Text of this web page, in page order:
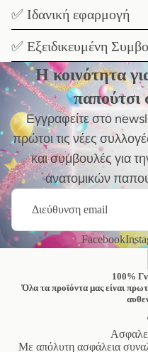
✅ Ιδανική εφαρμογή
✅ Εξειδικευμένη
Η κοινότητα
Εγγραφείτε στο
πρώτοι τις νέες
και συμβουλές για
ανατομικών
Email
Facebook
100%
Όλα τα προϊόντα μας είναι
Mε απόλυτη ασφάλεια